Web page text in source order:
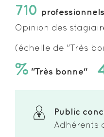
710 professionnels
Opinion des
(échelle de "Très
% "Très bonne"
Public
Adhérents